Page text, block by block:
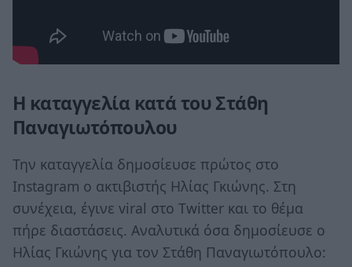
Η καταγγελία κατά του Στάθη
Παναγιωτόπουλου
Την καταγγελία δημοσίευσε πρώτος στο
Instagram ο ακτιβιστής Ηλίας Γκιώνης. Στη
συνέχεια, έγινε viral στο Twitter και το θέμα
πήρε διαστάσεις. Αναλυτικά όσα δημοσίευσε ο
Ηλίας Γκιώνης για τον Στάθη Παναγιωτόπουλο: